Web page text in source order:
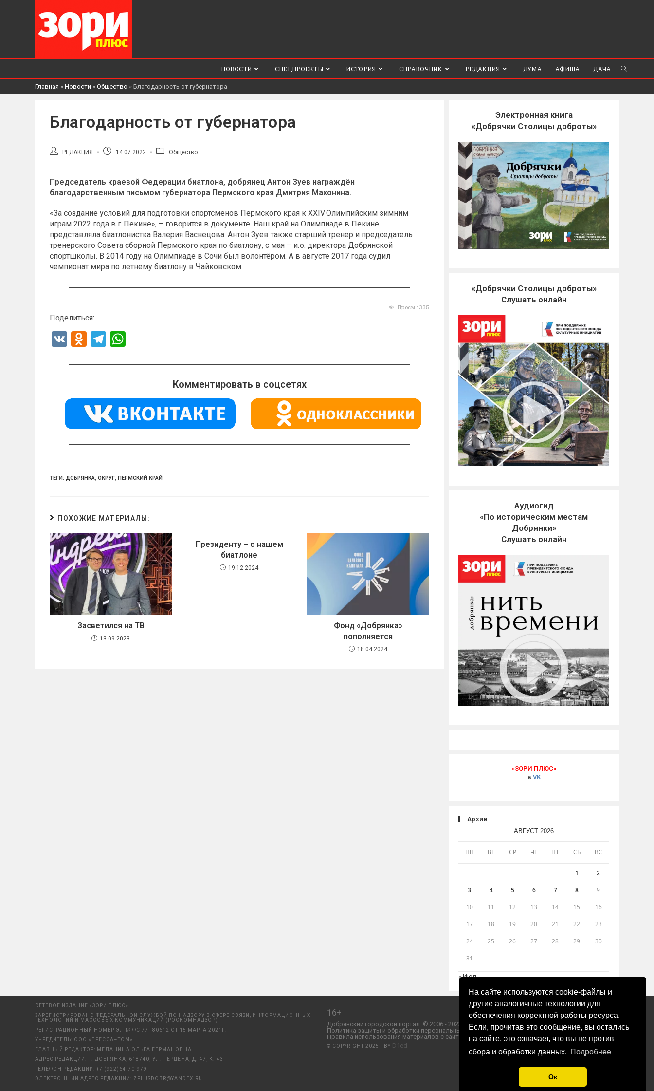
На сайте используются cookie-файлы и
другие аналогичные технологии для
обеспечения корректной работы ресурса.
Если, прочитав это сообщение, вы остались
на сайте, это означает, что вы не против
сбора и обработки данных. Подробнее
Ок
НОВОСТИ СПЕЦПРОЕКТЫ ИСТОРИЯ СПРАВОЧНИК РЕДАКЦИЯ ДУМА АФИША ДАЧА
Главная » Новости » Общество » Благодарность от губернатора
Благодарность от губернатора
АвторРЕДАКЦИЯ
Запись14.07.2022
РубрикаОбщество
Председатель краевой Федерации биатлона, добрянец Антон Зуев награждён
благодарственным письмом губернатора Пермского края Дмитрия Махонина.
«За создание условий для подготовки спортсменов Пермского края к XXIV Олимпийским зимним
играм 2022 года в г. Пекине», – говорится в документе. Наш край на Олимпиаде в Пекине
представляла биатлонистка Валерия Васнецова. Антон Зуев также старший тренер и председатель
тренерского Совета сборной Пермского края по биатлону, с мая – и. о. директора Добрянской
спортшколы. В 2014 году на Олимпиаде в Сочи был волонтёром. А в августе 2017 года судил
чемпионат мира по летнему биатлону в Чайковском.
Просм.: 335
Поделиться:
V
O
n
kl
a
ss
ni
T
e
a
m
at
A
p
p
Комментировать в соцсетях
ТЕГИ: ДОБРЯНКА, ОКРУГ, ПЕРМСКИЙ КРАЙ
ПОХОЖИЕ МАТЕРИАЛЫ:
Засветился на ТВ
13.09.2023
Президенту – о нашем
биатлоне
19.12.2024
Фонд «Добрянка»
пополняется
18.04.2024
Электронная книга
«Добрячки Столицы доброты»
«Добрячки Столицы доброты»
Слушать онлайн
Аудиогид
«По историческим местам
Добрянки»
Слушать онлайн
«ЗОРИ ПЛЮС»
в VK
Архив
АВГУСТ 2026
ПН ВТ СР ЧТ ПТ СБ ВС
1 2
3 4 5 6 7 8 9
10 11 12 13 14 15 16
17 18 19 20 21 22 23
24 25 26 27 28 29 30
31
« Июл
СЕТЕВОЕ ИЗДАНИЕ «ЗОРИ ПЛЮС»
ЗАРЕГИСТРИРОВАНО ФЕДЕРАЛЬНОЙ СЛУЖБОЙ ПО НАДЗОРУ В СФЕРЕ СВЯЗИ, ИНФОРМАЦИОННЫХ
ТЕХНОЛОГИЙ И МАССОВЫХ КОММУНИКАЦИЙ (РОСКОМНАДЗОР)
РЕГИСТРАЦИОННЫЙ НОМЕР ЭЛ № ФС 77–80612 ОТ 15 МАРТА 2021Г.
УЧРЕДИТЕЛЬ: ООО «ПРЕССА–ТОМ»
ГЛАВНЫЙ РЕДАКТОР: МЕЛАНИНА ОЛЬГА ГЕРМАНОВНА
АДРЕС РЕДАКЦИИ: Г. ДОБРЯНКА, 618740, УЛ. ГЕРЦЕНА, Д. 47, К. 43
ТЕЛЕФОН РЕДАКЦИИ: +7 (922)64-70-979
ЭЛЕКТРОННЫЙ АДРЕС РЕДАКЦИИ: ZPLUSDOBR@YANDEX.RU
16+
Добрянский городской портал. © 2006 - 2023 ООО «Пресса-Том».
Политика защиты и обработки персональных данных ООО «Пресса-Том».
Правила использования материалов с сайта «ЗОРИ ПЛЮС».
© COPYRIGHT 2025 · BY D1ed